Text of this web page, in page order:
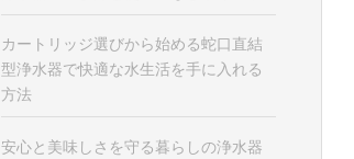
カートリッジ選びから始める蛇口直結
型浄水器で快適な水生活を手に入れる
方法
安心と美味しさを守る暮らしの浄水器